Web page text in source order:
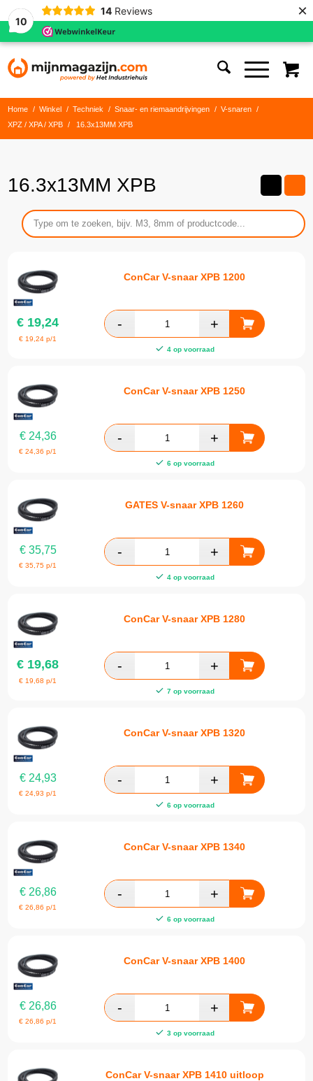
10
14 Reviews ×
Home / Winkel / Techniek / Snaar- en riemaandrijvingen / V-snaren
/
XPZ / XPA / XPB
/ 16.3x13MM XPB
16.3x13MM XPB
ConCar V-snaar XPB 1200
€ 19,24
€ 19,24 p/1
4 op voorraad
ConCar V-snaar XPB 1250
€24,36
€24,36 p/1
6 op voorraad
GATES V-snaar XPB 1260
€35,75
€35,75 p/1
4 op voorraad
ConCar V-snaar XPB 1280
€ 19,68
€ 19,68 p/1
7 op voorraad
ConCar V-snaar XPB 1320
€24,93
€24,93 p/1
6 op voorraad
ConCar V-snaar XPB 1340
€26,86
€26,86 p/1
6 op voorraad
ConCar V-snaar XPB 1400
€26,86
€26,86 p/1
3 op voorraad
ConCar V-snaar XPB 1410 uitloop